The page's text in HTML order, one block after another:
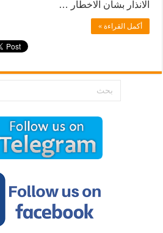
الانذار بشأن الاخطار …
أكمل القراءة »